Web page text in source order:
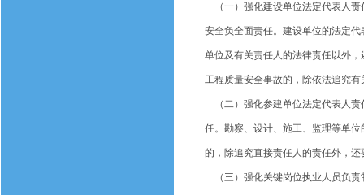
（一）强化建设单位法定代表人责
安全负全面责任。建设单位的法定
单位及有关责任人的法律责任以外
工程质量安全事故的，除依法追究
（二）强化参建单位法定代表人责
任。勘察、设计、施工、监理等单
的，除追究直接责任人的责任外，
（三）强化关键岗位执业人员负责